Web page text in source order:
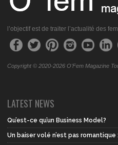
l’objectif est de traiter l’actualité des
Copyright © 2020-2026 O'Fem Magazine
LATEST NEWS
Qu’est-ce qu’un Business Model?
Un baiser volé n’est pas